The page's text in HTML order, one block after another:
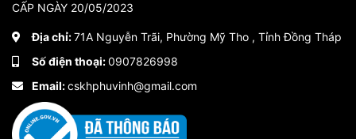
CẤP NGÀY 20/05/2023
Địa chỉ:71A Nguyễn Trãi, Phường Mỹ Tho , Tỉnh Đồng Tháp
Số điện thoại:0907826998
Email:cskhphuvinh@gmail.com